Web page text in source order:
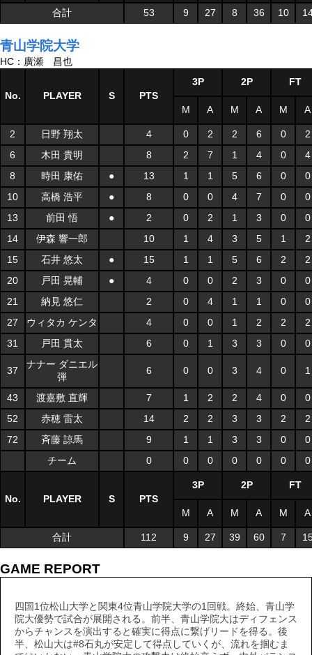
合計 53 9 27 8 36 10
青山学院大学
HC：廣瀬 昌也
No. PLAYER S PTS
3P 2P FT
M A M A M A
2 日野 翔太 4 0 2 2 6 0
2
6
木田 貴明 8 2 7 1 4 0
4
8
時田 康佑 ● 13 1 1 5 6 0
0
10
高橋 浩平 ● 8 0 0 4 7 0
0
13
前田 悟 ● 2 0 2 1 3 0
0
14
伊森 響一郎 10 1 4 3 5 1
2
15
石井 悠太 ● 15 1 1 5 6 2
2
20
戸田 晃輔 ● 4 0 0 2 3 0
0
21
納見 悠仁 2 0 4 1 1 0
0
27
ウィタカ ケンタ 4 0 0 1 2 2
2
31
戸田 貫太 6 0 1 3 3 0 0
37
ナナー ダニエル
弾
6 0 0 3 4 0 1
43 渡嘉敷 直輝 7 1 2 2 4 0
0
52
赤穂 雷太 14 2 2 3 3 2
2
72
斉藤 諒馬 9 1 1 3 3 0
0
チーム
0 0 0 0 0 0 0
No. PLAYER S PTS
3P 2P FT
M A M A M A
合計 112 9 27 39 60 7
GAME REPORT
四国1位松山大学と関東4位青山学院大学の1回戦。終始、青山学
院大優勢で試合が展開される。前半、青山学院大はディフェンス
からチャンスを演出すると確実に得点に繋げリードを得る。後
半、松山大は#8石丸が安定して得点していくが、流れを掴むま